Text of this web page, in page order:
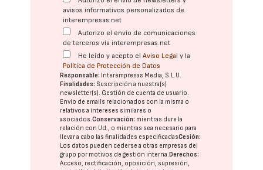
avisos informativos personalizados de
interempresas.net
Autorizo el envío de comunicaciones
de terceros vía interempresas.net
He leído y acepto elAviso Legal y la
Política de Protección de Datos
Responsable: Interempresas Media, S.L.U.
Finalidades: Suscripción a nuestra(s)
newsletter(s). Gestión de cuenta de usuario.
Envío de emails relacionados con la misma o
relativos a intereses similares o
asociados.Conservación: mientras dure la
relación con Ud., o mientras sea necesario para
llevar a cabo las finalidades especificadasCesión:
Los datos pueden cederse a otras empresas del
grupo por motivos de gestión interna.Derechos:
Acceso, rectificación, oposición, supresión,